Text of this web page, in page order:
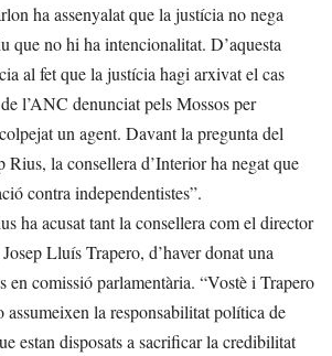
ha assenyalat que la justícia no nega
que no hi ha intencionalitat. D’aquesta
al fet que la justícia hagi arxivat el cas
l’ANC denunciat pels Mossos per
un agent. Davant la pregunta del
Rius, la consellera d’Interior ha negat que
contra independentistes”.
ha acusat tant la consellera com el director
Lluís Trapero, d’haver donat una
en comissió parlamentària. “Vostè i Trapero
assumeixen la responsabilitat política de
estan disposats a sacrificar la credibilitat